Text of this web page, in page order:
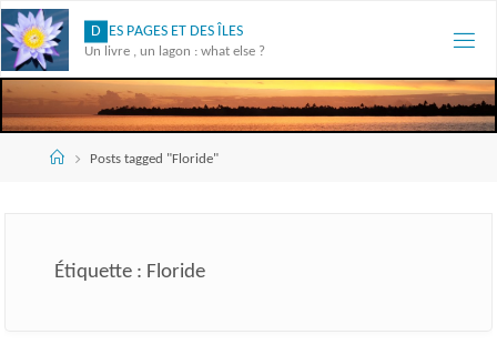
Skip
to
content
D ES PAGES ET DES ÎLES
Un livre , un lagon : what else ?
AccueilPosts tagged "Floride"
Étiquette : Floride